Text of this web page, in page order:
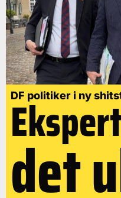
DF politiker i ny
det